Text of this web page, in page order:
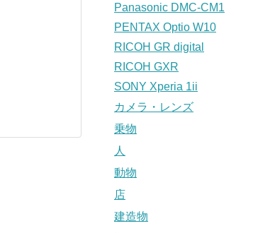
Panasonic DMC-CM1
PENTAX Optio W10
RICOH GR digital
RICOH GXR
SONY Xperia 1ii
カメラ・レンズ
乗物
人
動物
店
建造物